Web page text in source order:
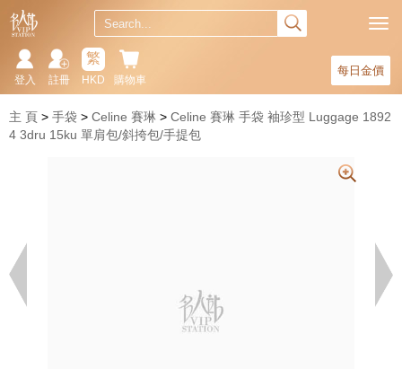
每日金價
購物車
繁
HKD
註冊
登入
主 頁 手袋 Celine 賽琳
Celine 賽琳 手袋 袖珍型 Luggage 1892
4 3dru 15ku 單肩包/斜挎包/手提包